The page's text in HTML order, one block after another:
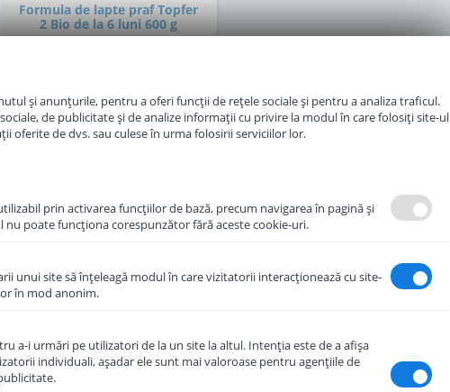
Formula de lapte praf Topfer
2 Bio de la 6 luni 600 g
69,00 Lei
și anunțurile, pentru a oferi funcții de rețele sociale și pentru a analiza traficul.
de publicitate și de analize informații cu privire la modul în care folosiți site-ul
oferite de dvs. sau culese în urma folosirii serviciilor lor.
prin activarea funcţiilor de bază, precum navigarea în pagină şi
nu poate funcţiona corespunzător fără aceste cookie-uri.
unui site să înţeleagă modul în care vizitatorii interacţionează cu site-
în mod anonim.
a-i urmări pe utilizatori de la un site la altul. Intenţia este de a afişa
individuali, aşadar ele sunt mai valoroase pentru agenţiile de